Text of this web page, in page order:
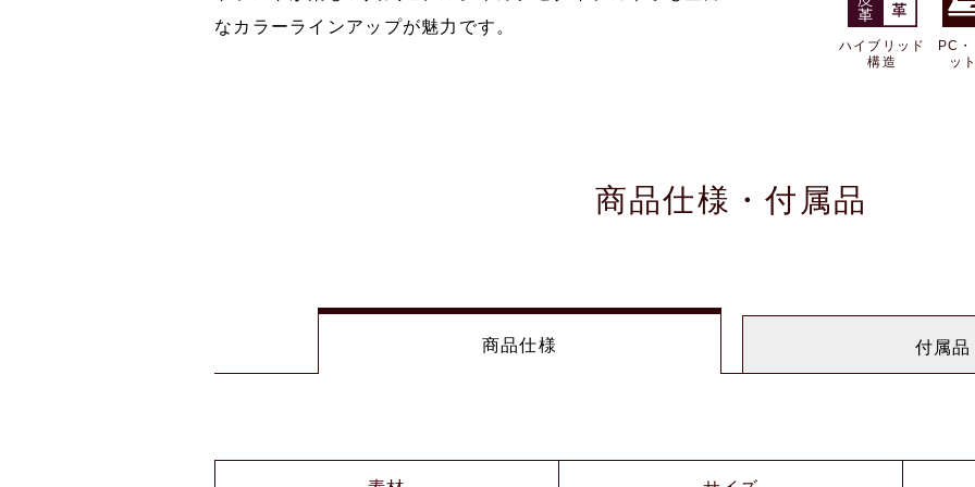
ハイブリッド
構造
PC
ッ
なカラーラインアップが魅力です。
商品仕様・付属品
商品仕様 付属品